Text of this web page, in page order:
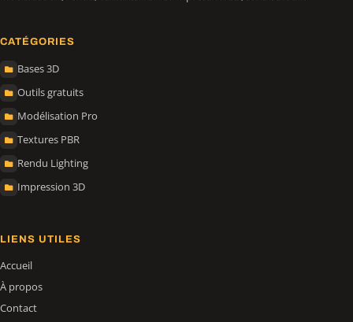
CATÉGORIES
Bases 3D
Outils gratuits
Modélisation Pro
Textures PBR
Rendu Lighting
Impression 3D
LIENS UTILES
Accueil
À propos
Contact